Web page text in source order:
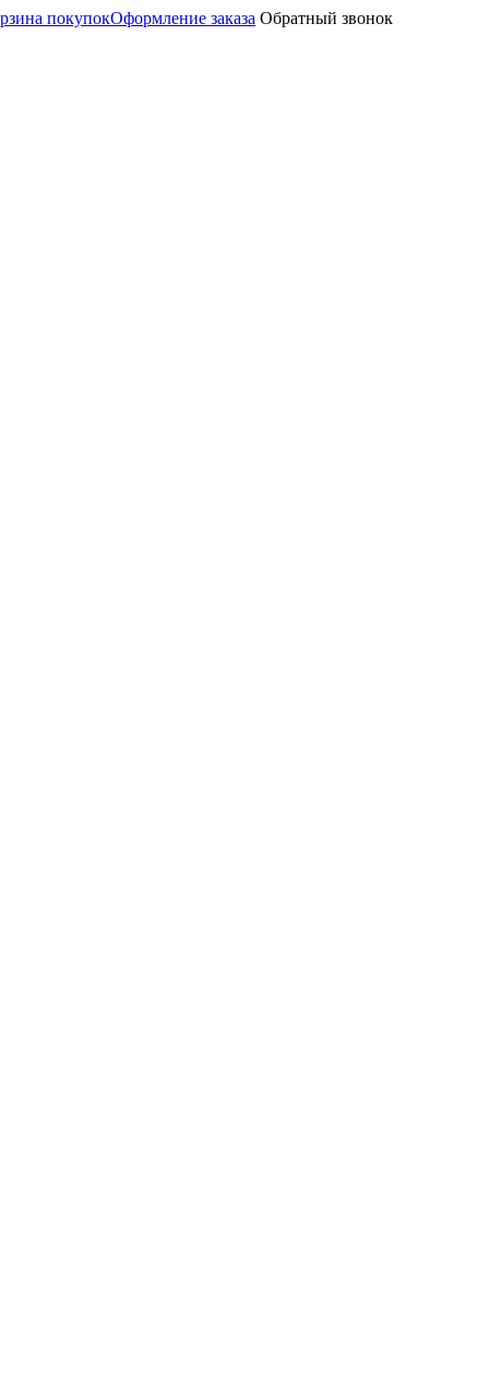
покупокОформление заказа Обратный звонок